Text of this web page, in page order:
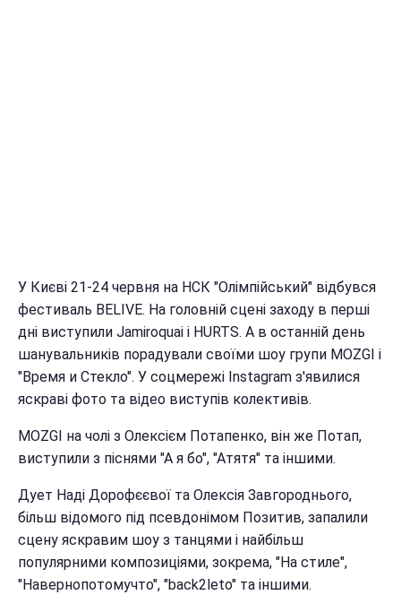
У Києві 21-24 червня на НСК "Олімпійський" відбувся
фестиваль BELIVE. На головній сцені заходу в перші
дні виступили Jamiroquai і HURTS. А в останній день
шанувальників порадували своїми шоу групи MOZGI і
"Время и Стекло". У соцмережі Instagram з'явилися
яскраві фото та відео виступів колективів.
MOZGI на чолі з Олексієм Потапенко, він же Потап,
виступили з піснями "А я бо", "Атятя" та іншими.
Дует Наді Дорофєєвої та Олексія Завгороднього,
більш відомого під псевдонімом Позитив, запалили
сцену яскравим шоу з танцями і найбільш
популярними композиціями, зокрема, "На стиле",
"Навернопотомучто", "back2leto" та іншими.